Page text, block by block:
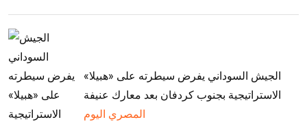
الجيش السوداني يفرض سيطرته على «هبيلا»
الاستراتيجية بجنوب كردفان بعد معارك عنيفة
المصري اليوم